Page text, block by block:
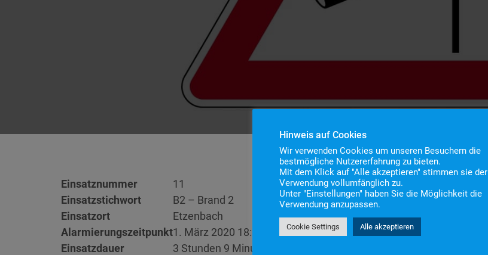
Einsatznummer
11
Einsatzstichwort
B2 – Brand 2
Einsatzort
Etzenbach
Alarmierungszeitpunkt1. März 2020 18:51
Einsatzdauer
3 Stunden 9 Minuten
Hinweis auf Cookies
Wir verwenden Cookies um unseren Besuchern die
bestmögliche Nutzererfahrung zu bieten.
Mit dem Klick auf "Alle akzeptieren" stimmen sie der
Verwendung vollumfänglich zu.
Unter "Einstellungen" haben Sie die Möglichkeit die
Verwendung anzupassen.
Cookie Settings Alle akzeptieren